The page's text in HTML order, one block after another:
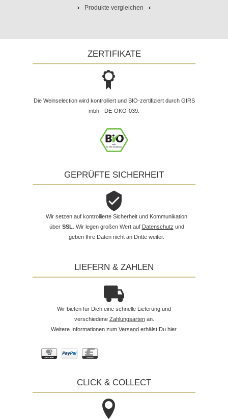
Produkte vergleichen
ZERTIFIKATE
Die Weinselection wird kontrolliert und BIO-zertifiziert durch GfRS
mbh - DE-ÖKO-039.
GEPRÜFTE SICHERHEIT
Wir setzen auf kontrollierte Sicherheit und Kommunikation
über SSL . Wir legen großen Wert auf Datenschutz und
geben Ihre Daten nicht an Dritte weiter.
LIEFERN & ZAHLEN
Wir bieten für Dich eine schnelle Lieferung und
verschiedene Zahlungsartenan.
Weitere Informationen zum Versanderhälst Du hier.
CLICK & COLLECT